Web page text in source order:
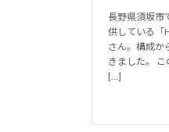
長野県須坂市
供している「
さん。構成か
きました。
[…]